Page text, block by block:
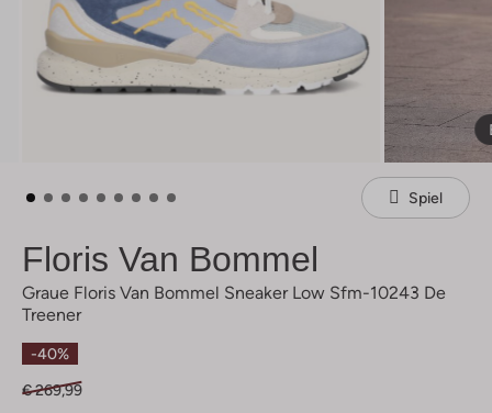
Spiel
Floris Van Bommel
Graue Floris Van Bommel Sneaker Low Sfm-10243 De
Treener
-40%
€ 269,99